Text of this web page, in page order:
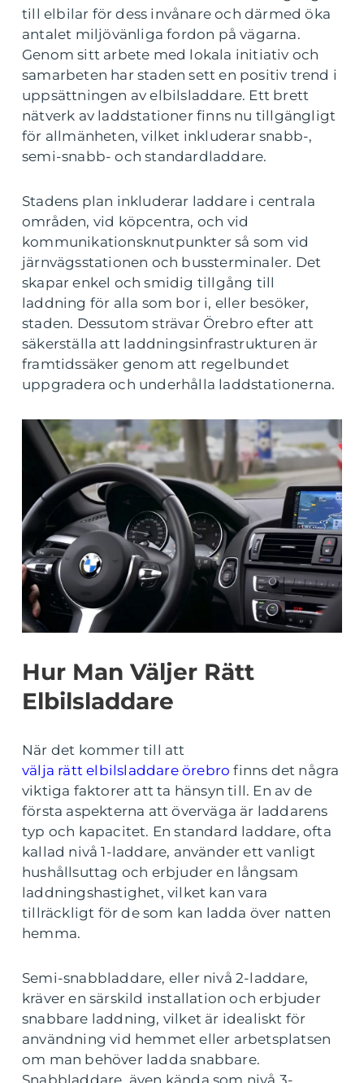
till elbilar för dess invånare och därmed öka
antalet miljövänliga fordon på vägarna.
Genom sitt arbete med lokala initiativ och
samarbeten har staden sett en positiv trend i
uppsättningen av elbilsladdare. Ett brett
nätverk av laddstationer finns nu tillgängligt
för allmänheten, vilket inkluderar snabb-,
semi-snabb- och standardladdare.
Stadens plan inkluderar laddare i centrala
områden, vid köpcentra, och vid
kommunikationsknutpunkter så som vid
järnvägsstationen och bussterminaler. Det
skapar enkel och smidig tillgång till
laddning för alla som bor i, eller besöker,
staden. Dessutom strävar Örebro efter att
säkerställa att laddningsinfrastrukturen är
framtidssäker genom att regelbundet
uppgradera och underhålla laddstationerna.
Hur Man Väljer Rätt
Elbilsladdare
När det kommer till att
välja rätt elbilsladdare örebro finns det några
viktiga faktorer att ta hänsyn till. En av de
första aspekterna att överväga är laddarens
typ och kapacitet. En standard laddare, ofta
kallad nivå 1-laddare, använder ett vanligt
hushållsuttag och erbjuder en långsam
laddningshastighet, vilket kan vara
tillräckligt för de som kan ladda över natten
hemma.
Semi-snabbladdare, eller nivå 2-laddare,
kräver en särskild installation och erbjuder
snabbare laddning, vilket är idealiskt för
användning vid hemmet eller arbetsplatsen
om man behöver ladda snabbare.